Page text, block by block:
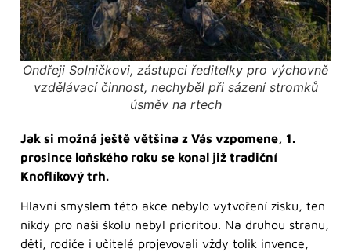
Ondřeji Solničkovi, zástupci ředitelky pro výchovně
vzdělávací činnost, nechyběl při sázení stromků
úsměv na rtech
Jak si možná ještě většina z Vás vzpomene, 1.
prosince loňského roku se konal již tradiční
Knoflíkový trh.
Hlavní smyslem této akce nebylo vytvoření zisku, ten
nikdy pro naši školu nebyl prioritou. Na druhou stranu,
děti, rodiče i učitelé projevovali vždy tolik invence,